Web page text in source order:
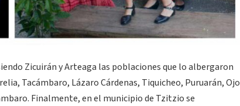
Zicuirán y Arteaga las poblaciones que lo albergaron
Tacámbaro, Lázaro Cárdenas, Tiquicheo, Puruarán, Ojo
Finalmente, en el municipio de Tzitzio se